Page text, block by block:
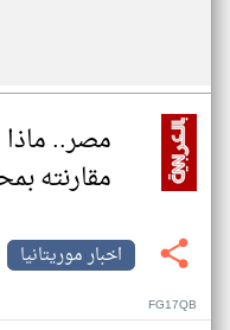
مصر..
مقارنته
اخبار موريتانيا
FG17QB